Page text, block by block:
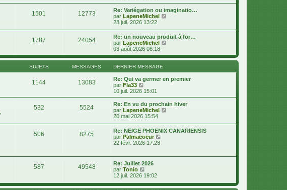
s
a
g
e
r
n
r
m
e
a
l
e
e
r
n
i
e
r
m
e
s
g
e
1501 12773
Re: Variégation ou imaginatio…
par LapeneMichel
r
l
e
e
s
g
e
28 juil. 2026 13:22
1787 24054
Re: un nouveau produit à for…
par LapeneMichel
i
r
e
d
n
i
s
e
03 août 2026 08:18
SUJETS MESSAGES DERNIER MESSAGE
1144 13083
Re: Qui va germer en premier
par Fla33
o
i
r
l
e
r
n
i
r
m
e
s
a
10 juil. 2026 15:01
532 5524
Re: En vu du prochain hiver
par LapeneMichel
r
l
r
r
m
20 mai 2026 15:54
506 8275
Re: NEIGE PHOENIX CANARIENSIS
par Palmacoeur
r
22 févr. 2026 17:23
587 49548
Re: Juillet 2026
par Tonio
o
r
12 juil. 2026 19:02